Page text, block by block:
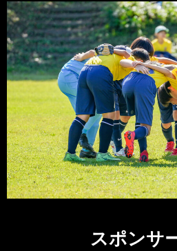
スポンサ